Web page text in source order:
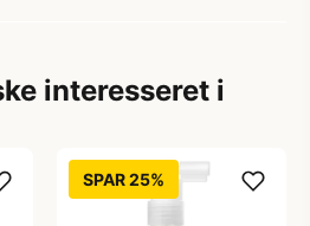
interesseret i
SPAR 25%